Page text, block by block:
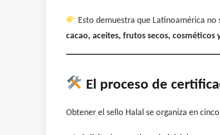
Esto demuestra que Latinoamérica
cacao, aceites, frutos secos, cosméticos
El proceso de
Obtener el sello Halal se organiza en